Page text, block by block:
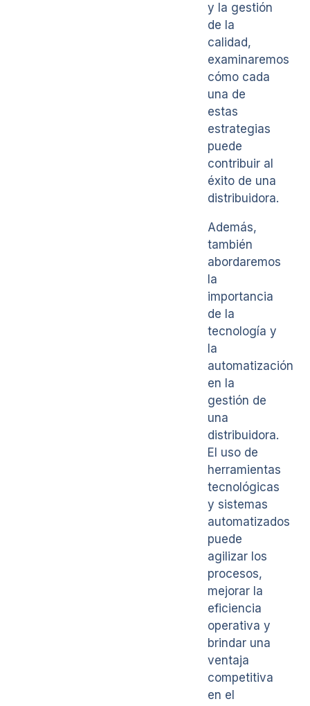
y la gestión
de la
calidad,
examinaremos
cómo cada
una de
estas
estrategias
puede
contribuir al
éxito de una
distribuidora.
Además,
también
abordaremos
la
importancia
de la
tecnología y
la
automatización
en la
gestión de
una
distribuidora.
El uso de
herramientas
tecnológicas
y sistemas
automatizados
puede
agilizar los
procesos,
mejorar la
eficiencia
operativa y
brindar una
ventaja
competitiva
en el